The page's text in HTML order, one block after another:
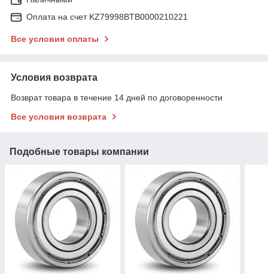
Оплата на счет KZ79998BTB0000210221
Все условия оплаты
Условия возврата
Возврат товара в течение 14 дней по договоренности
Все условия возврата
Подобные товары компании